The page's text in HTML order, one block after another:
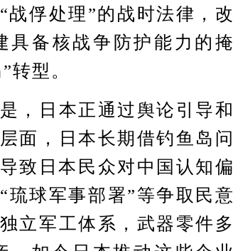
战俘处理”的战时法律，改
具备核战争防护能力的掩
转型。
日本正通过舆论引导和
面，日本长期借钓鱼岛问
致日本民众对中国认知偏
球军事部署”等争取民意
立军工体系，武器零件多